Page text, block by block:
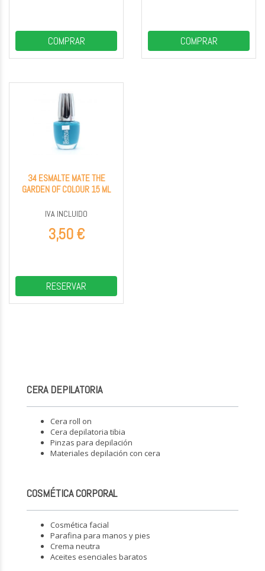
COMPRAR COMPRAR
34 ESMALTE MATE THE
GARDEN OF COLOUR 15 ML
IVA INCLUIDO
3,50 €
RESERVAR
CERA DEPILATORIA
Cera roll on
Cera depilatoria tibia
Pinzas para depilación
Materiales depilación con cera
COSMÉTICA CORPORAL
Cosmética facial
Parafina para manos y pies
Crema neutra
Aceites esenciales baratos